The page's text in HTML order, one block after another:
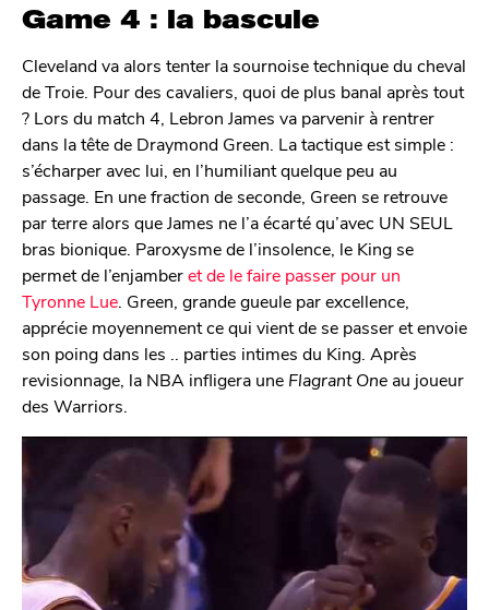
Game 4 : la bascule
Cleveland va alors tenter la sournoise technique du cheval
de Troie. Pour des cavaliers, quoi de plus banal après tout
? Lors du match 4, Lebron James va parvenir à rentrer
dans la tête de Draymond Green. La tactique est simple :
s’écharper avec lui, en l’humiliant quelque peu au
passage. En une fraction de seconde, Green se retrouve
par terre alors que James ne l’a écarté qu’avec UN SEUL
bras bionique. Paroxysme de l’insolence, le King se
permet de l’enjamberet de le faire passer pour un
Tyronne Lue . Green, grande gueule par excellence,
apprécie moyennement ce qui vient de se passer et envoie
son poing dans les .. parties intimes du King. Après
revisionnage, la NBA infligera une Flagrant One au joueur
des Warriors.